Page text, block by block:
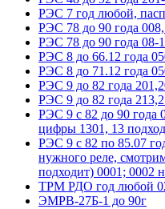
РЭС 7 год любой,
РЭС 78 до 90 года
РЭС 78 до 90 года 08-
РЭС 8 до 66.12 года
РЭС 8 до 71.12 года
РЭС 9 до 82 года
РЭС 9 до 82 года
РЭС 9 с 82 до 90 года
цифры 1301, 13
РЭС 9 с 82 по 85.07
нужного реле,
подходит) 0001; 0002
ТРМ РДО год любой
ЭМРВ-27Б-1 до 90г